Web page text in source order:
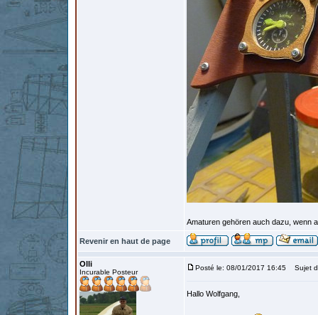
Amaturen gehören auch dazu, wenn
Revenir en haut de page
Olli
Incurable Posteur
Posté le: 08/01/2017 16:45 Sujet
Hallo Wolfgang,